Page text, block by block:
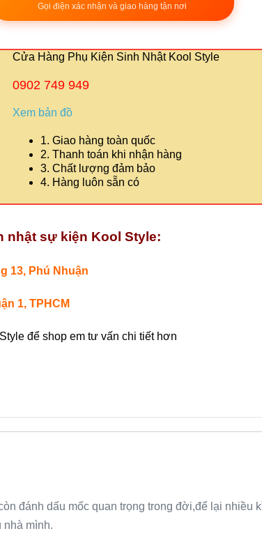
Gọi điện xác nhận và giao hàng tận nơi
Cửa Hàng Phụ Kiện Sinh Nhật Kool Style
0902 749 949
Xem bản đồ
1. Giao hàng toàn quốc
2. Thanh toán khi nhận hàng
3. Chất lượng đảm bảo
4. Hàng luôn sẵn có
nhật sự kiện Kool Style:
13, Phú Nhuận
1, TPHCM
để shop em tư vấn chi tiết hơn
đánh dấu mốc quan trọng trong đời,để lại nhiều
nhà mình.